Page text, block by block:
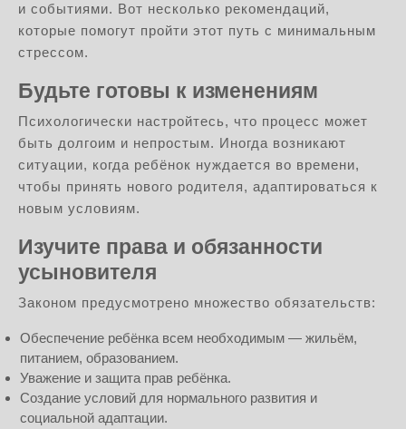
и событиями. Вот несколько рекомендаций,
которые помогут пройти этот путь с минимальным
стрессом.
Будьте готовы к изменениям
Психологически настройтесь, что процесс может
быть долгоим и непростым. Иногда возникают
ситуации, когда ребёнок нуждается во времени,
чтобы принять нового родителя, адаптироваться к
новым условиям.
Изучите права и обязанности
усыновителя
Законом предусмотрено множество обязательств:
Обеспечение ребёнка всем необходимым — жильём,
питанием, образованием.
Уважение и защита прав ребёнка.
Создание условий для нормального развития и
социальной адаптации.